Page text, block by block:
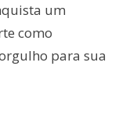
um
como
para sua